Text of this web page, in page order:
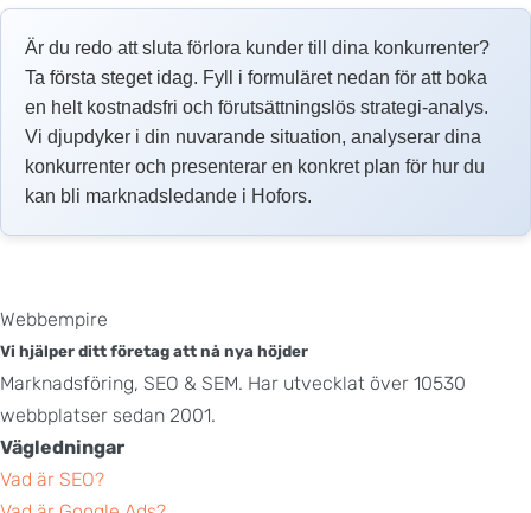
Är du redo att sluta förlora kunder till dina konkurrenter?
Ta första steget idag. Fyll i formuläret nedan för att boka
en helt kostnadsfri och förutsättningslös strategi-analys.
Vi djupdyker i din nuvarande situation, analyserar dina
konkurrenter och presenterar en konkret plan för hur du
kan bli marknadsledande i Hofors.
Webbempire
Vi hjälper ditt företag att nå nya höjder
Marknadsföring, SEO & SEM. Har utvecklat över 10530
webbplatser sedan 2001.
Vägledningar
Vad är SEO?